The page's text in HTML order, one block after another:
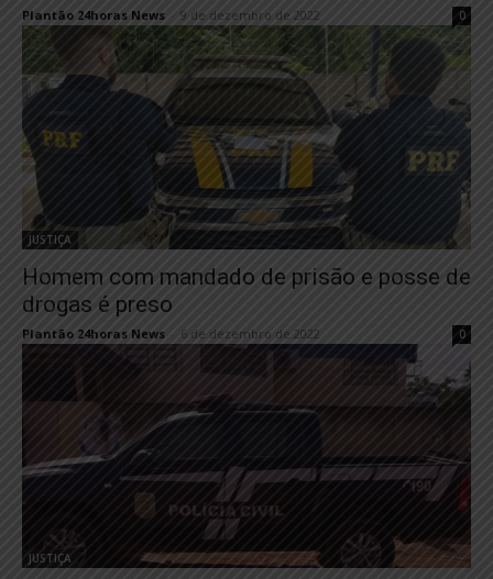
Plantão 24horas News 9 de dezembro de 2022 0
JUSTIÇA
Homem com mandado de prisão e posse de
drogas é preso
Plantão 24horas News 6 de dezembro de 2022 0
JUSTIÇA